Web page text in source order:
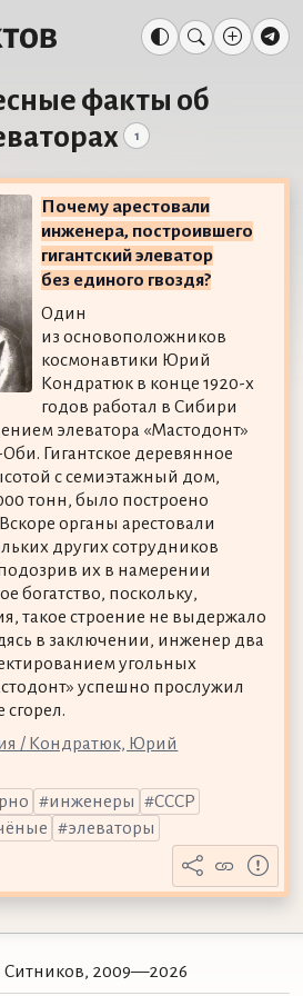
факты об
1
Почему арестовали
инженера, построившего
гигантский элеватор
без единого гвоздя?
Один
из основоположников
космонавтики Юрий
Кондратюк в конце 1920-х
годов работал в Сибири
элеватора «Мастодонт»
Гигантское деревянное
с семиэтажный дом,
тонн, было построено
органы арестовали
других сотрудников
их в намерении
богатство, поскольку,
такое строение не выдержало
в заключении, инженер два
угольных
успешно прослужил
сгорел.
/ Кондратюк, Юрий
инженеры
СССР
элеваторы
2009—2026